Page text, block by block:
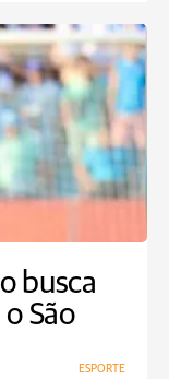
busca
São
ESPORTE